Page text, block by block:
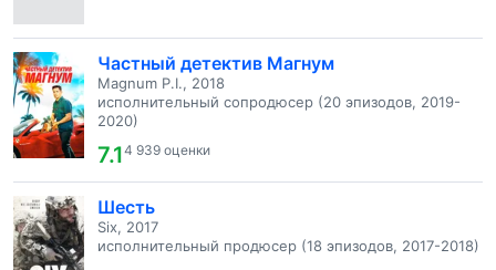
Частный детектив Магнум
Magnum P.I., 2018
исполнительный сопродюсер (20 эпизодов, 2019-
2020)
7.14 939 оценки
Шесть
Six, 2017
исполнительный продюсер (18 эпизодов, 2017-2018)